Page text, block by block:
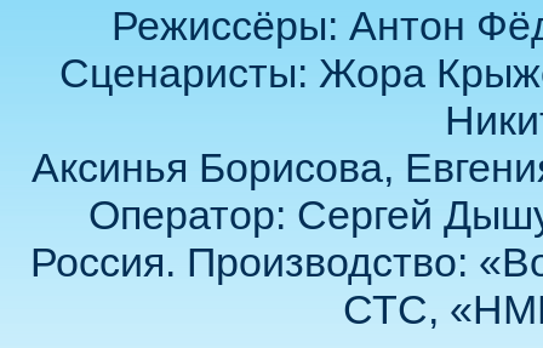
Режиссёры: Антон
Сценаристы: Жора
Аксинья Борисова,
Оператор: Сергей
Россия. Производство:
СТС,